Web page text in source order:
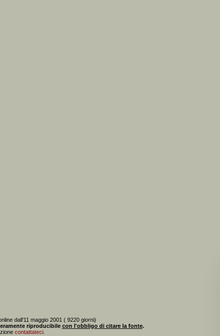
dall'11 maggio 2001 ( 9220 giorni)
riproducibile con l'obbligo di citare la fonte.
contattateci.